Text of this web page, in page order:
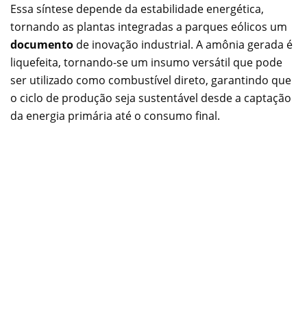
Essa síntese depende da estabilidade energética,
tornando as plantas integradas a parques eólicos um
documento de inovação industrial. A amônia gerada é
liquefeita, tornando-se um insumo versátil que pode
ser utilizado como combustível direto, garantindo que
o ciclo de produção seja sustentável desde a captação
da energia primária até o consumo final.